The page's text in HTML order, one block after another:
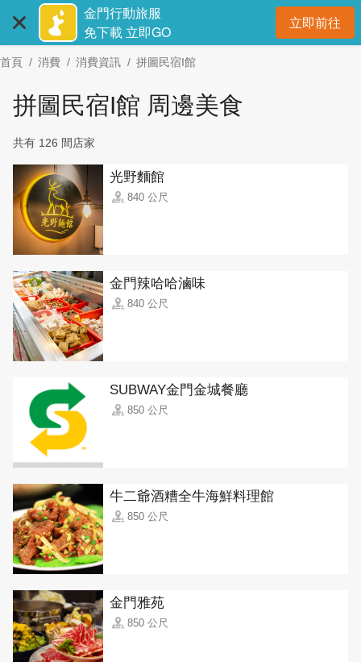
主
要
金門行動旅服
免下載 立即GO
立即前往開
首頁 消費 消費資訊 拼圖民宿I館
拼圖民宿I館 周邊美食
共有 126 間店家
光野麵館
840 公尺
金門辣哈哈滷味
840 公尺
SUBWAY金門金城餐廳
850 公尺
牛二爺酒糟全牛海鮮料理館
850 公尺
金門雅苑
850 公尺